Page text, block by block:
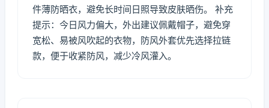
件薄防晒衣，避免长时间日照导致皮肤晒伤。 补充
提示：今日风力偏大，外出建议佩戴帽子，避免穿
宽松、易被风吹起的衣物，防风外套优先选择拉链
款，便于收紧防风，减少冷风灌入。